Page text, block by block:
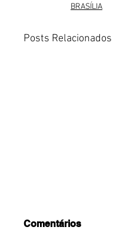
BRASÍLIA
Posts Relacionados
Comentários